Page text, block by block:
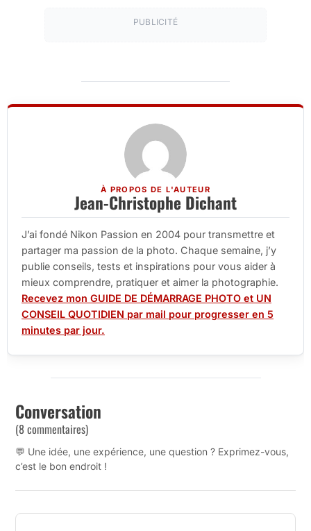
PUBLICITÉ
À PROPOS DE L'AUTEUR
Jean-Christophe Dichant
J’ai fondé Nikon Passion en 2004 pour transmettre et
partager ma passion de la photo. Chaque semaine, j’y
publie conseils, tests et inspirations pour vous aider à
mieux comprendre, pratiquer et aimer la photographie.
Recevez mon GUIDE DE DÉMARRAGE PHOTO et UN
CONSEIL QUOTIDIEN par mail pour progresser en 5
minutes par jour.
Conversation
(8 commentaires)
💬 Une idée, une expérience, une question ? Exprimez-vous,
c’est le bon endroit !